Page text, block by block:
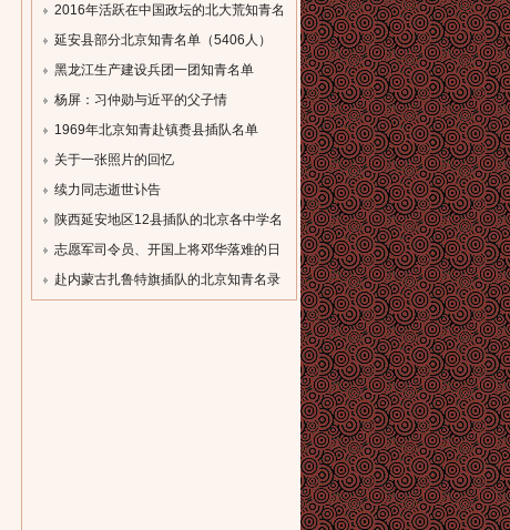
参加。...
2016年活跃在中国政坛的北大荒知青名
单
[field:description
function='cn_substr(@me,80)'/]...
延安县部分北京知青名单（5406人）
[field:description
function='cn_substr(@me,80)'/]...
黑龙江生产建设兵团一团知青名单
（一）
[field:description
function='cn_substr(@me,80)'/]...
杨屏：习仲勋与近平的父子情
[field:description
function='cn_substr(@me,80)'/]...
1969年北京知青赴镇赉县插队名单
[field:description
function='cn_substr(@me,80)'/]...
关于一张照片的回忆
[field:description
function='cn_substr(@me,80)'/]...
续力同志逝世讣告
[field:description
function='cn_substr(@me,80)'/]...
陕西延安地区12县插队的北京各中学名
录
[field:description
志愿军司令员、开国上将邓华落难的日
子
赴内蒙古扎鲁特旗插队的北京知青名录